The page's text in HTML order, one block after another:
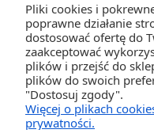
Pliki cookies i
poprawne działanie
dostosować ofertę do
zaakceptować
plików i przejść do
plików do swoich
"Dostosuj zgody".
Więcej o plikach
prywatności.